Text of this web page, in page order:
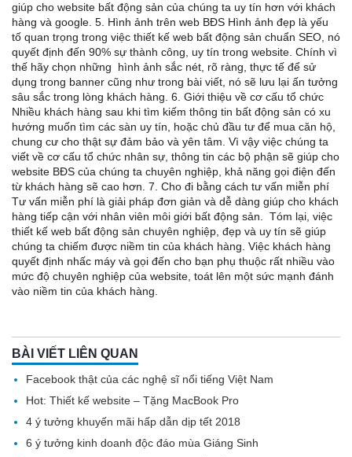
giúp cho website bất động sản của chúng ta uy tín hơn với khách
hàng và google. 5. Hình ảnh trên web BĐS Hình ảnh đẹp là yếu
tố quan trọng trong việc thiết kế web bất động sản chuẩn SEO, nó
quyết định đến 90% sự thành công, uy tín trong website. Chính vì
thế hãy chọn những hình ảnh sắc nét, rõ ràng, thực tế để sử
dụng trong banner cũng như trong bài viết, nó sẽ lưu lại ấn tưởng
sâu sắc trong lòng khách hàng. 6. Giới thiệu về cơ cấu tổ chức
Nhiều khách hàng sau khi tìm kiếm thông tin bất động sản có xu
hướng muốn tìm các sàn uy tín, hoặc chủ đầu tư để mua căn hộ,
chung cư cho thật sự đảm bảo và yên tâm. Vì vậy việc chúng ta
viết về cơ cấu tổ chức nhân sự, thông tin các bộ phận sẽ giúp cho
website BĐS của chúng ta chuyên nghiệp, khả năng gọi điện đến
từ khách hàng sẽ cao hơn. 7. Cho đi bằng cách tư vấn miễn phí
Tư vấn miễn phí là giải pháp đơn giản và dễ dàng giúp cho khách
hàng tiếp cận với nhân viên môi giới bất động sản. Tóm lại, việc
thiết kế web bất động sản chuyên nghiệp, đẹp và uy tín sẽ giúp
chúng ta chiếm được niềm tin của khách hàng. Việc khách hàng
quyết định nhấc máy và gọi đến cho bạn phụ thuộc rất nhiều vào
mức độ chuyên nghiệp của website, toát lên một sức mạnh đánh
vào niềm tin của khách hàng.
BÀI VIẾT LIÊN QUAN
Facebook thật của các nghệ sĩ nổi tiếng Việt Nam
Hot: Thiết kế website – Tặng MacBook Pro
4 ý tưởng khuyến mãi hấp dẫn dịp tết 2018
6 ý tưởng kinh doanh độc đáo mùa Giáng Sinh